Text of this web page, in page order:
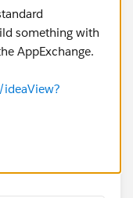
something with
AppExchange.